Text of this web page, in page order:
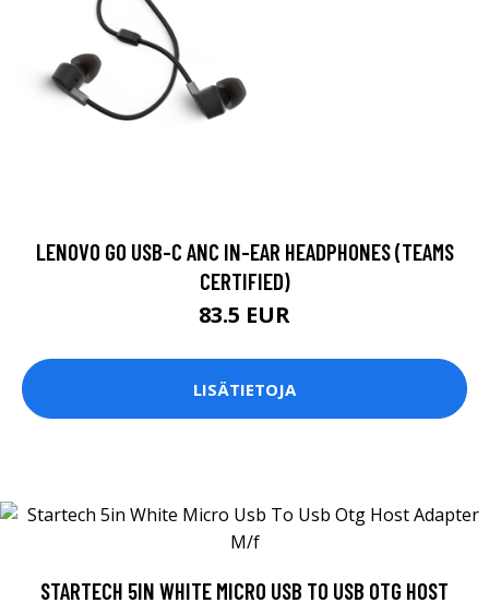
LENOVO GO USB-C ANC IN-EAR HEADPHONES (TEAMS
CERTIFIED)
83.5 EUR
LISÄTIETOJA
STARTECH 5IN WHITE MICRO USB TO USB OTG HOST